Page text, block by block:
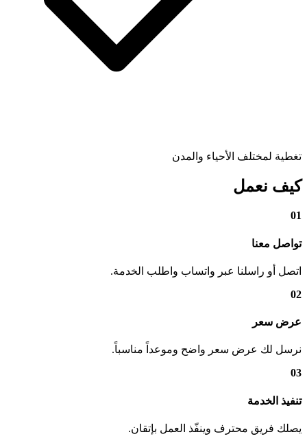
تغطية لمختلف الأحياء والمدن
كيف نعمل
01
تواصل معنا
اتصل أو راسلنا عبر واتساب واطلب الخدمة.
02
عرض سعر
نرسل لك عرض سعر واضح وموعداً مناسباً.
03
تنفيذ الخدمة
يصلك فريق محترف وينفّذ العمل بإتقان.